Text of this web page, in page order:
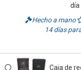
día
Hecho a mano
14 días
Caja de